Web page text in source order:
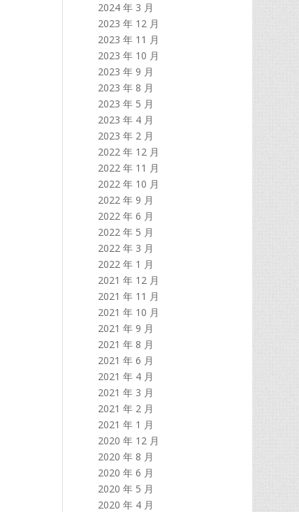
2024 年 3 月
2023 年 12 月
2023 年 11 月
2023 年 10 月
2023 年 9 月
2023 年 8 月
2023 年 5 月
2023 年 4 月
2023 年 2 月
2022 年 12 月
2022 年 11 月
2022 年 10 月
2022 年 9 月
2022 年 6 月
2022 年 5 月
2022 年 3 月
2022 年 1 月
2021 年 12 月
2021 年 11 月
2021 年 10 月
2021 年 9 月
2021 年 8 月
2021 年 6 月
2021 年 4 月
2021 年 3 月
2021 年 2 月
2021 年 1 月
2020 年 12 月
2020 年 8 月
2020 年 6 月
2020 年 5 月
2020 年 4 月